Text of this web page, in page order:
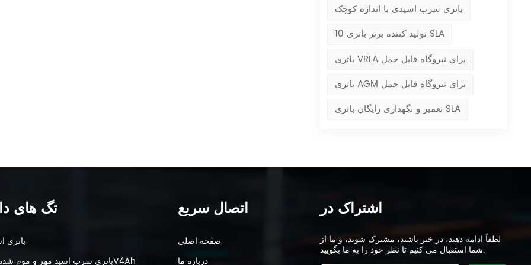
باتری سرب اسیدی با اندازه کوچک
10 تولید کننده برتر باتری SLA
باتری VRLA برای نیروگاه قابل حمل
باتری AGM برای نیروگاه قابل حمل
تعمیر و نگهداری رایگان باتری SLA
تگ های
باتری
باتری سرب اسید مهر و موم شده 6V4Ah
اتصال سریع
صفحه اصلی
درباره ما
اشتراک در
لطفاً ادامه دهید، در خبر باشید، مشترک شوید، و ما از
شما استقبال می کنیم تا نظر خود را به ما بگویید.